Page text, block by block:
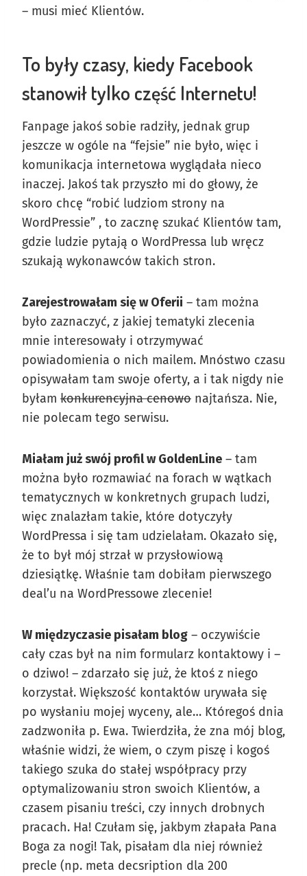
– musi mieć Klientów.
To były czasy, kiedy Facebook
stanowił tylko część Internetu!
Fanpage jakoś sobie radziły, jednak grup
jeszcze w ogóle na “fejsie” nie było, więc i
komunikacja internetowa wyglądała nieco
inaczej. Jakoś tak przyszło mi do głowy, że
skoro chcę “robić ludziom strony na
WordPressie” , to zacznę szukać Klientów tam,
gdzie ludzie pytają o WordPressa lub wręcz
szukają wykonawców takich stron.
Zarejestrowałam się w Oferii – tam można
było zaznaczyć, z jakiej tematyki zlecenia
mnie interesowały i otrzymywać
powiadomienia o nich mailem. Mnóstwo czasu
opisywałam tam swoje oferty, a i tak nigdy nie
byłam konkurencyjna cenowo najtańsza. Nie,
nie polecam tego serwisu.
Miałam już swój profil w GoldenLine – tam
można było rozmawiać na forach w wątkach
tematycznych w konkretnych grupach ludzi,
więc znalazłam takie, które dotyczyły
WordPressa i się tam udzielałam. Okazało się,
że to był mój strzał w przysłowiową
dziesiątkę. Właśnie tam dobiłam pierwszego
deal’u na WordPressowe zlecenie!
W międzyczasie pisałam blog – oczywiście
cały czas był na nim formularz kontaktowy i –
o dziwo! – zdarzało się już, że ktoś z niego
korzystał. Większość kontaktów urywała się
po wysłaniu mojej wyceny, ale… Któregoś dnia
zadzwoniła p. Ewa. Twierdziła, że zna mój blog,
właśnie widzi, że wiem, o czym piszę i kogoś
takiego szuka do stałej współpracy przy
optymalizowaniu stron swoich Klientów, a
czasem pisaniu treści, czy innych drobnych
pracach. Ha! Czułam się, jakbym złapała Pana
Boga za nogi! Tak, pisałam dla niej również
precle (np. meta decsription dla 200